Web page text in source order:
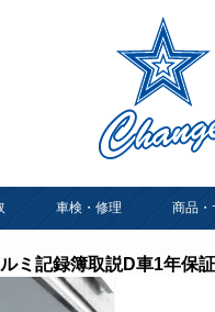
車検・修理 商品・
記録簿取説D車1年保証